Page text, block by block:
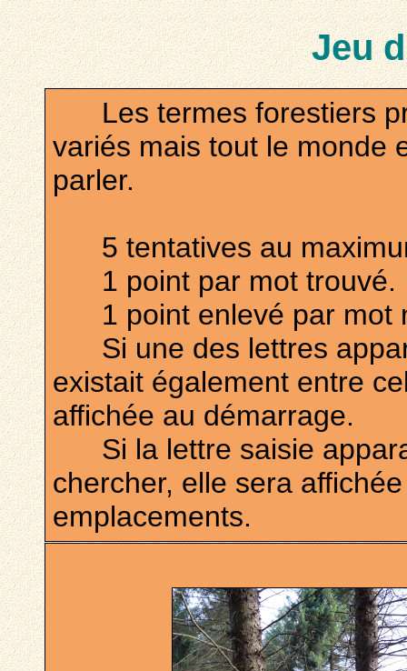
Jeu
Les termes forestiers
variés mais tout le monde
parler.
5 tentatives au
1 point par mot trouvé.
1 point enlevé par mot
Si une des lettres
existait également entre
affichée au démarrage.
Si la lettre saisie
chercher, elle sera
emplacements.